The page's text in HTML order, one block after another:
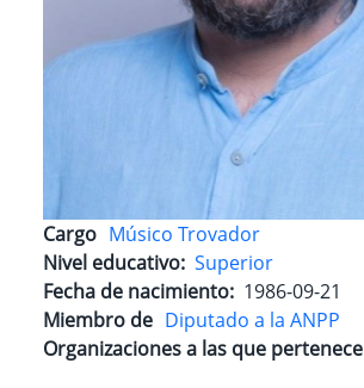
Cargo Músico Trovador
Nivel educativo Superior
Fecha de nacimiento 1986-09-21
Miembro de Diputado a la ANPP
Organizaciones a las que pertenece